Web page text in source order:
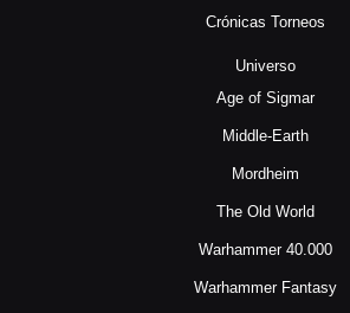
Crónicas Torneos
Universo
Age of Sigmar
Middle-Earth
Mordheim
The Old World
Warhammer 40.000
Warhammer Fantasy